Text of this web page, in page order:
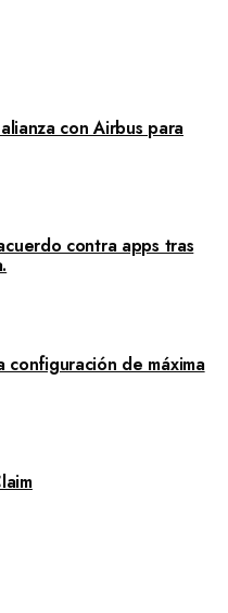
con Airbus para
contra apps tras
de máxima